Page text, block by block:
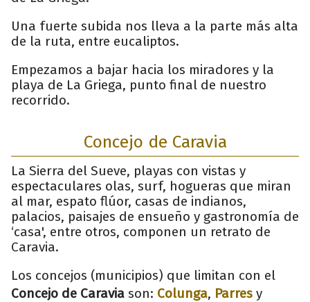
Una fuerte subida nos lleva a la parte más alta
de la ruta, entre eucaliptos.
Empezamos a bajar hacia los miradores y la
playa de La Griega, punto final de nuestro
recorrido.
Concejo de Caravia
La Sierra del Sueve, playas con vistas y
espectaculares olas, surf, hogueras que miran
al mar, espato flúor, casas de indianos,
palacios, paisajes de ensueño y gastronomía de
‘casa', entre otros, componen un retrato de
Caravia.
Los concejos (municipios) que limitan con el
Concejo de Caravia son: Colunga, Parres y